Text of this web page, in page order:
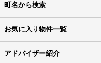
町名から検索
お気に入り物件一覧
アドバイザー紹介